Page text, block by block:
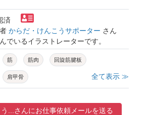
済
からだ・けんこうサポーター さん
でいるイラストレーターです。
筋 筋肉 回旋筋腱板
肩甲骨 全て表示 ≫
...さんにお仕事依頼メールを送る